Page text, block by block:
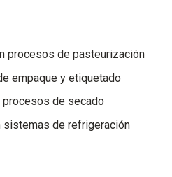
procesos de pasteurización
empaque y etiquetado
procesos de secado
sistemas de refrigeración